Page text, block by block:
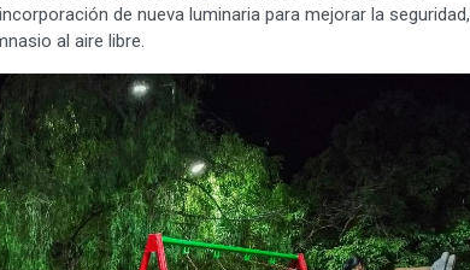
de nueva luminaria para mejorar la seguridad,
al aire libre.